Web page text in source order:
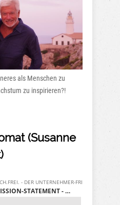
als Menschen zu
zu inspirieren?!
(Susanne